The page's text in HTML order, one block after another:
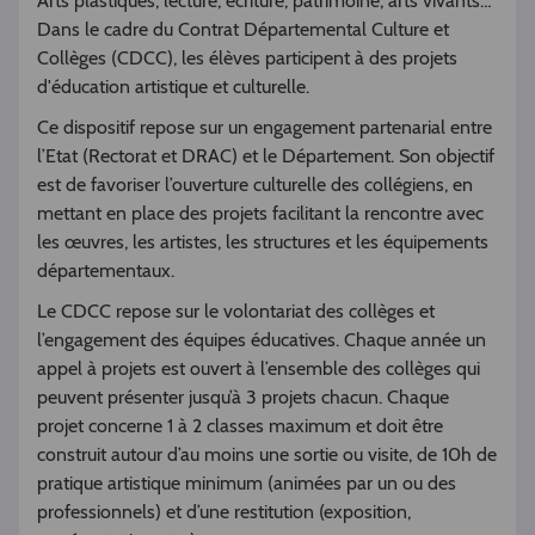
Dans le cadre du Contrat Départemental Culture et
Collèges (CDCC), les élèves participent à des projets
d'éducation artistique et culturelle.
Ce dispositif repose sur un engagement partenarial entre
l’Etat (Rectorat et DRAC) et le Département. Son objectif
est de favoriser l’ouverture culturelle des collégiens, en
mettant en place des projets facilitant la rencontre avec
les œuvres, les artistes, les structures et les équipements
départementaux.
Le CDCC repose sur le volontariat des collèges et
l’engagement des équipes éducatives. Chaque année un
appel à projets est ouvert à l’ensemble des collèges qui
peuvent présenter jusqu’à 3 projets chacun. Chaque
projet concerne 1 à 2 classes maximum et doit être
construit autour d’au moins une sortie ou visite, de 10h de
pratique artistique minimum (animées par un ou des
professionnels) et d’une restitution (exposition,